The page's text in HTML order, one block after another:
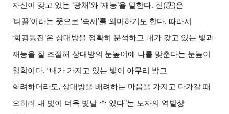
자신이 갖고 있는 ‘광채’와 ‘재능’을 말한다. 진(塵)은
‘티끌’이라는 뜻으로 ‘속세’를 의미하기도 한다. 따라서
‘화광동진’은 상대방을 정확히 분석하고 내가 갖고 있는 빛과
재능을 잘 조절해 상대방의 눈높이에 나를 맞춘다는 눈높이
철학이다. “내가 가지고 있는 빛이 아무리 밝고
화려하더라도, 상대방을 배려하는 마음을 가지고 다가갈 때
오히려 내 빛이 더욱 빛날 수 있다”는 노자의 역발상